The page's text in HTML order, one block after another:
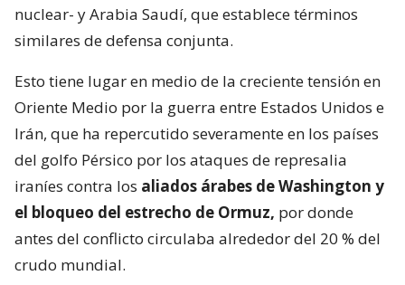
nuclear- y Arabia Saudí, que establece términos
similares de defensa conjunta.
Esto tiene lugar en medio de la creciente tensión en
Oriente Medio por la guerra entre Estados Unidos e
Irán, que ha repercutido severamente en los países
del golfo Pérsico por los ataques de represalia
iraníes contra los aliados árabes de Washington y
el bloqueo del estrecho de Ormuz, por donde
antes del conflicto circulaba alrededor del 20 % del
crudo mundial.